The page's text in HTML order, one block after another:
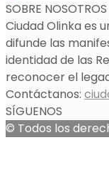
SOBRE NOSOTROS
Ciudad Olinka es
difunde las
identidad de las
reconocer el
Contáctanos:
SÍGUENOS
© Todos los